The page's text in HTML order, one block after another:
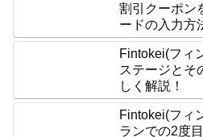
割引クーポン
ードの入力方
Fintokei(フィ
ステージとそ
しく解説！
Fintokei(フィ
ランでの2度